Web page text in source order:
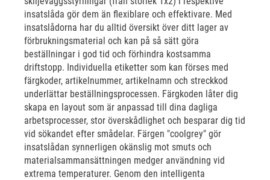
insatslåda gör dem än flexiblare och effektivare. Med
insatslådorna har du alltid översikt över ditt lager av
förbrukningsmaterial och kan på så sätt göra
beställningar i god tid och förhindra kostsamma
driftstopp. Individuella etiketter som kan förses med
färgkoder, artikelnummer, artikelnamn och streckkod
underlättar beställningsprocessen. Färgkoden låter dig
skapa en layout som är anpassad till dina dagliga
arbetsprocesser, stor överskådlighet och besparar dig tid
vid sökandet efter smådelar. Färgen "coolgrey" gör
insatslådan synnerligen okänslig mot smuts och
materialsammansättningen medger användning vid
extrema temperaturer. Genom den intelligenta